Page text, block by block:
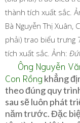
Bà Nguyễn Thị Xuân,
phải) trao biểu trưng
tích xuất sắc. Ảnh:
Ông Nguyễn
Con Rồngkhẳng
theo đúng quy
sau sẽ luôn phát
năm trước. Đặc